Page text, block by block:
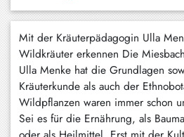
Mit der Kräuterpädagogin Ulla
Wildkräuter erkennen Die
Ulla Menke hat die Grundlagen
Kräuterkunde als auch der
Wildpflanzen waren immer schon
Sei es für die Ernährung, als
/
Wall
Weyarn